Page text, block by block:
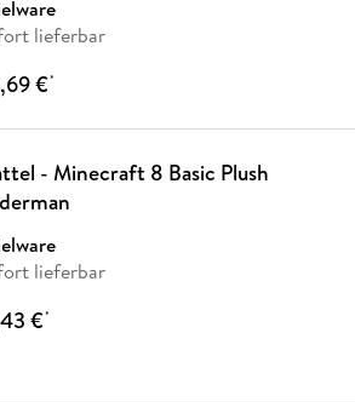
lieferbar
€*
- Minecraft 8 Basic Plush
lieferbar
€*